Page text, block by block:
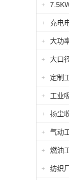
+
+ 充电
+ 大功
+ 大口
+ 定制
+ 工业
+ 扬尘
+ 气动
+ 燃油
+ 纺织